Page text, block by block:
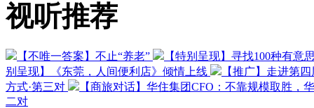
视听推荐
【不唯一答案】不止“养老”
【特别呈现】寻找100种有意
别呈现】《东莞，人间便利店》倾情上线
【推广】走进第
方式·第三对
【商旅对话】华住集团CFO：不靠规模取胜，
二对